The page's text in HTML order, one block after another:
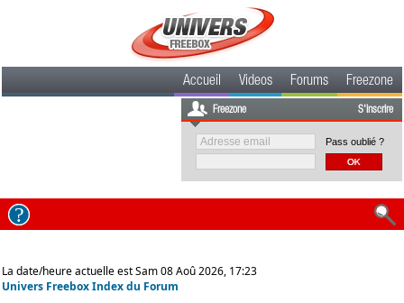
Accueil Videos Forums Freezone
Freezone S'inscrire
Pass oublié ?
La date/heure actuelle est Sam 08 Aoû 2026, 17:23
Univers Freebox Index du Forum